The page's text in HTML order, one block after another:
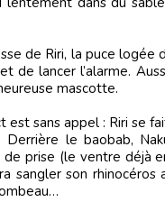
de Riri, la puce logée
de lancer l’alarme.
mascotte.
est sans appel : Riri se
le baobab,
de prise (le ventre déjà
sangler son rhinocéros